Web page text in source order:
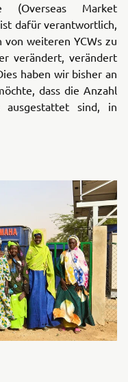
(Overseas Market
dafür verantwortlich,
weiteren YCWs zu
verändert, verändert
haben wir bisher an
dass die Anzahl
sind, in